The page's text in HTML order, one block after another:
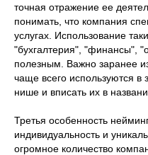
точная отражение ее
понимать, что компания
услугах. Использование
"бухгалтерия", "финансы",
полезным. Важно заранее
чаще всего используются в
нише и вписать их в
Третья особенность
индивидуальность и
огромное количество